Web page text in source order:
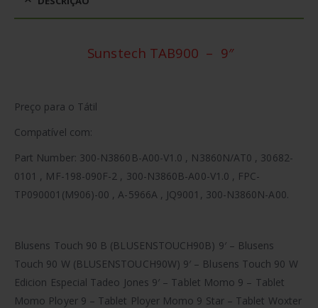
Sunstech TAB900 – 9″
Preço para o Tátil
Compatível com:
Part Number: 300-N3860B-A00-V1.0 , N3860N/AT0 , 30682-
0101 , MF-198-090F-2 , 300-N3860B-A00-V1.0 , FPC-
TP090001(M906)-00 , A-5966A , JQ9001, 300-N3860N-A00.
Blusens Touch 90 B (BLUSENSTOUCH90B) 9′ – Blusens
Touch 90 W (BLUSENSTOUCH90W) 9′ – Blusens Touch 90 W
Edicion Especial Tadeo Jones 9′ – Tablet Momo 9 – Tablet
Momo Ployer 9 – Tablet Ployer Momo 9 Star – Tablet Woxter